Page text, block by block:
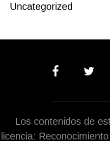
Uncategorized
Los contenidos de
licencia: